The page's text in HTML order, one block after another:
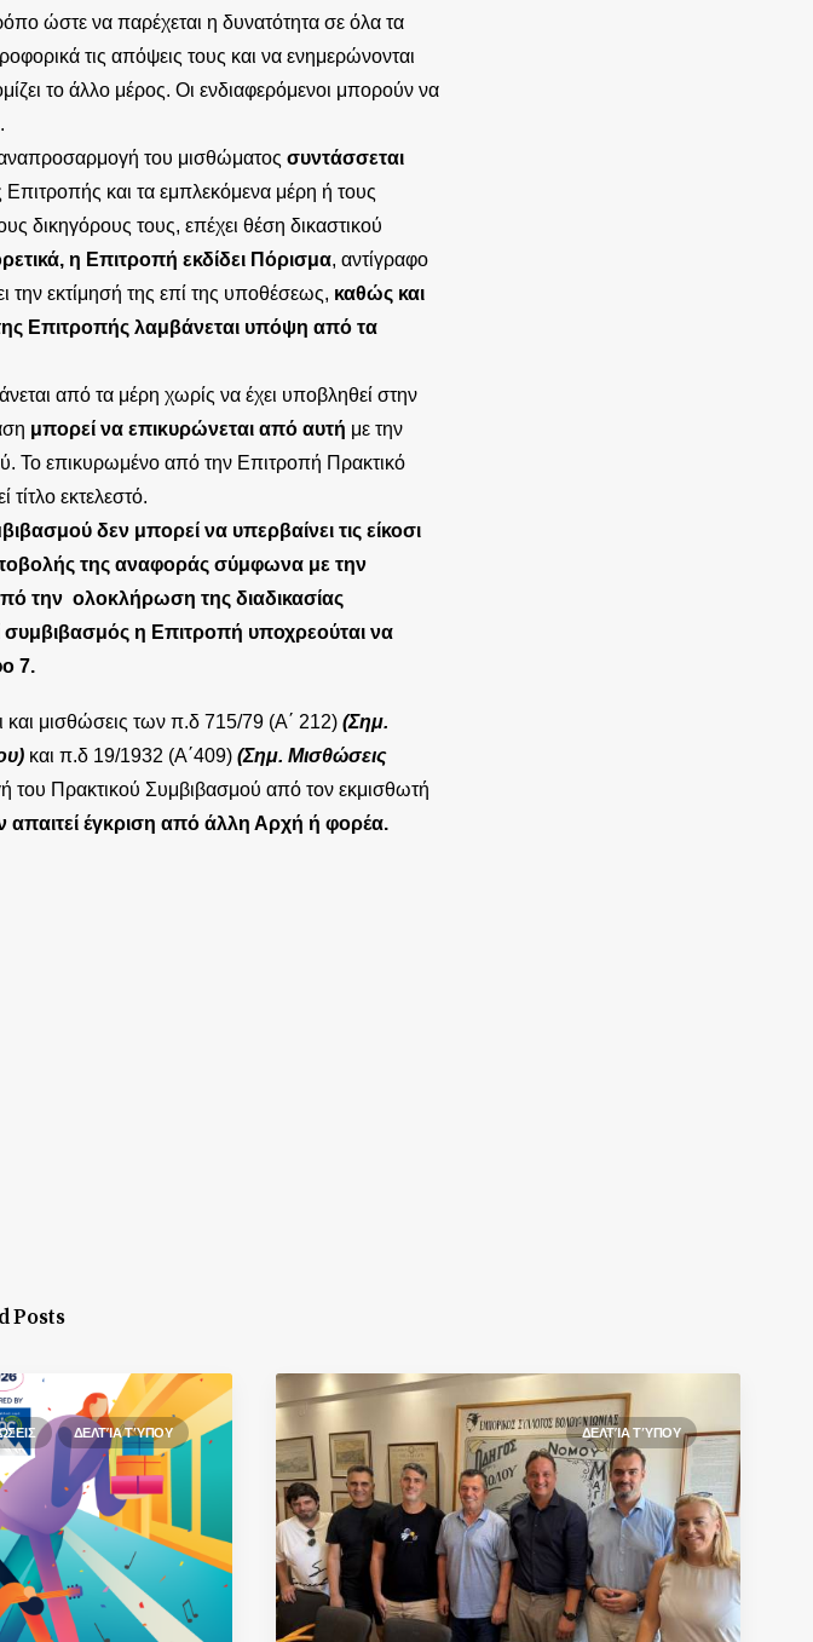
ώστε να παρέχεται η δυνατότητα σε όλα τα
τις απόψεις τους και να ενημερώνονται
το άλλο μέρος. Οι ενδιαφερόμενοι μπορούν να
του μισθώματος συντάσσεται
και τα εμπλεκόμενα μέρη ή τους
δικηγόρους τους, επέχει θέση δικαστικού
η Επιτροπή εκδίδει Πόρισμα, αντίγραφο
εκτίμησή της επί της υποθέσεως, καθώς και
Επιτροπής λαμβάνεται υπόψη από τα
από τα μέρη χωρίς να έχει υποβληθεί στην
μπορεί να επικυρώνεται από αυτή με την
Το επικυρωμένο από την Επιτροπή Πρακτικό
εκτελεστό.
δεν μπορεί να υπερβαίνει τις είκοσι
της αναφοράς σύμφωνα με την
την ολοκλήρωση της διαδικασίας
συμβιβασμός η Επιτροπή υποχρεούται να
7.
και μισθώσεις των π.δ 715/79 (Α΄ 212) (Σημ.
και π.δ 19/1932 (Α΄409) (Σημ. Μισθώσεις
του Πρακτικού Συμβιβασμού από τον εκμισθωτή
απαιτεί έγκριση από άλλη Αρχή ή φορέα.
Posts
ΔΕΛΤΊΑ ΤΎΠΟΥ ΔΕΛΤΊΑ ΤΎΠΟΥ